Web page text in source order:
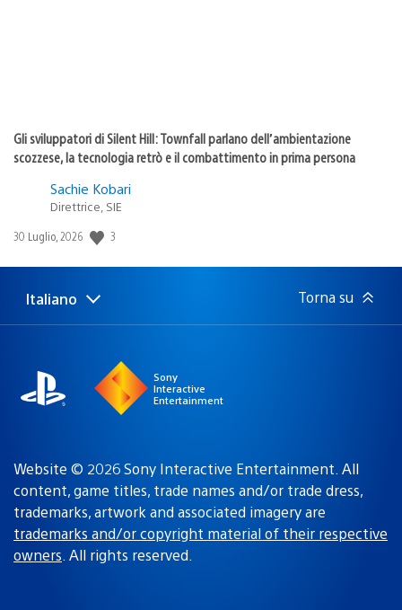
Gli sviluppatori di Silent Hill: Townfall parlano dell’ambientazione
scozzese, la tecnologia retrò e il combattimento in prima persona
Sachie Kobari
Direttrice, SIE
Data
pubblicazione:
30 Luglio, 2026 3
Seleziona
una
Regione
attuale:
Italiano Torna su
Sony
Interactive
Entertainment
Website © 2026 Sony Interactive Entertainment. All
content, game titles, trade names and/or trade dress,
trademarks, artwork and associated imagery are
trademarks and/or copyright material of their respective
owners. All rights reserved.